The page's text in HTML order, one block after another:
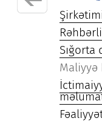
Sığorta
Maliyyə